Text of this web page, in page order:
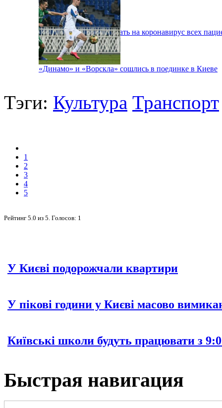
В Киеве будут тестировать на коронавирус всех
«Динамо» и «Ворскла» сошлись в поединке в Киеве
Тэги: Культура Транспорт
1
2
3
4
5
Рейтинг 5.0 из 5 . Голосов: 1
У Києві подорожчали квартири
У пікові години у Києві масово
Київські школи будуть працювати з
Быстрая навигация